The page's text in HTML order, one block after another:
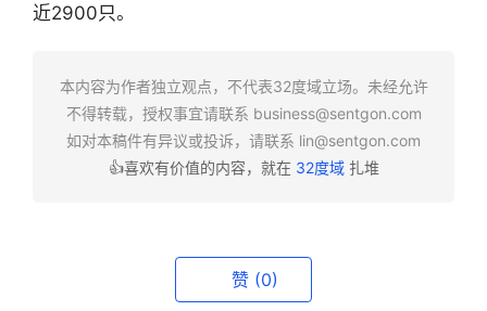
近2900只。
本内容为作者独立观点，不代表32度域立场。未经允许
不得转载，授权事宜请联系 business@sentgon.com
如对本稿件有异议或投诉，请联系 lin@sentgon.com
👍喜欢有价值的内容，就在 32度域扎堆
赞 (0)